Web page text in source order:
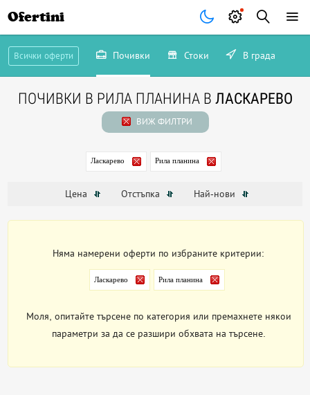
Ofertini
Всички оферти Почивки Стоки В града
ПОЧИВКИ В РИЛА ПЛАНИНА В ЛАСКАРЕВО
ВИЖ ФИЛТРИ
Ласкарево Рила планина
Цена Отстъпка Най-нови
Няма намерени оферти по избраните критерии:
Ласкарево Рила планина
Моля, опитайте търсене по категория или премахнете някои
параметри за да се разшири обхвата на търсене.